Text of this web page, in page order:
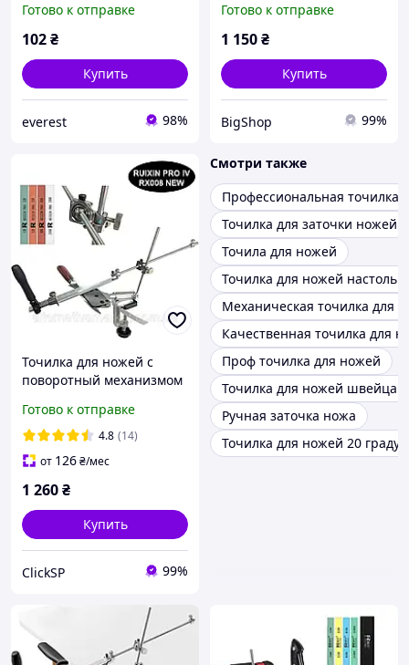
для ножей для поваров
Ручное точило JR-70
Готово к отправке
102₴
Купить
everest 98%
Готово к отправке
1 150₴
Купить
BigShop 99%
Точилка для ножей c
поворотный механизмом
КАМНЯ
Готово к отправке
4.8 (14)
от 126₴/мес
1 260₴
Купить
ClickSP 99%
Смотри также
Профессиональная точилка
Точилка для заточки ножей
Точила для ножей
Точилка для ножей
Механическая точилка для
Качественная точилка для
Проф точилка для ножей
Точилка для ножей
Ручная заточка ножа
Точилка для ножей 20